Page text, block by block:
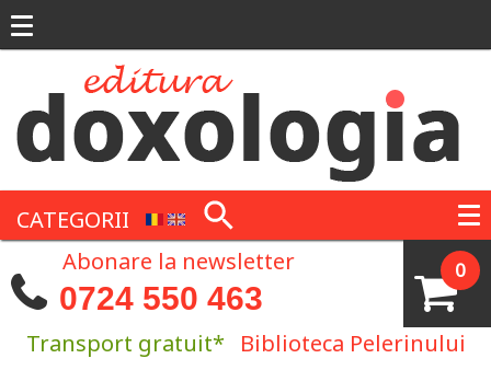
CATEGORII
0
Abonare la newsletter
0724 550 463
Transport gratuit* Biblioteca Pelerinului